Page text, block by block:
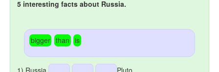
5 interesting facts about Russia.
bigger than is
1) Russia Pluto.